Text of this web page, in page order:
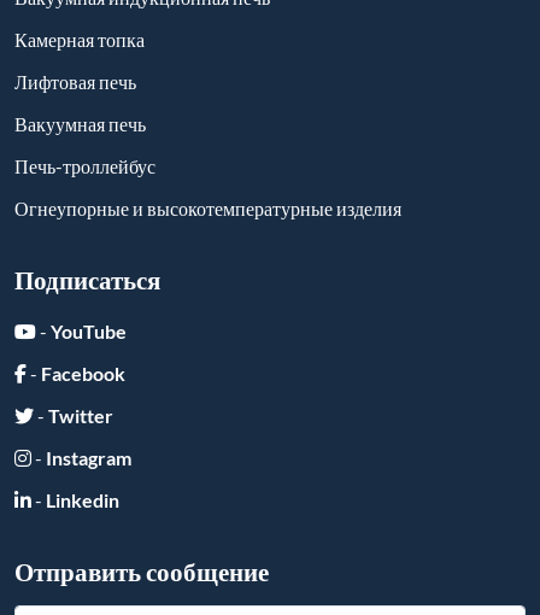
-Instagram
-Linkedin
Отправить сообщение
Copyright ©2026All Rights Reserved